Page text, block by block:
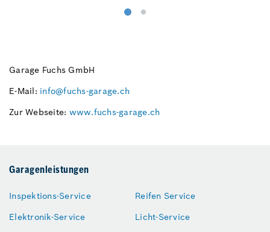
Garage Fuchs GmbH
E-Mail: info@fuchs-garage.ch
Zur Webseite: www.fuchs-garage.ch
Garagenleistungen
Inspektions-Service
Elektronik-Service
Reifen Service
Licht-Service